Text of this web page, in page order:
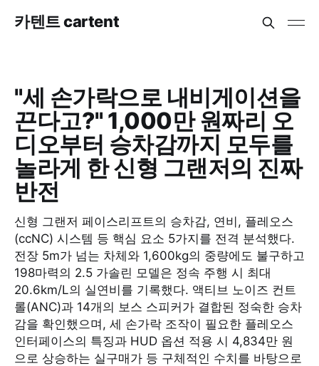
카텐트 cartent
"세 손가락으로 내비게이션을
끈다고?" 1,000만 원짜리 오
디오부터 승차감까지 모두를
놀라게 한 신형 그랜저의 진짜
반전
신형 그랜저 페이스리프트의 승차감, 연비, 플레오스
(ccNC) 시스템 등 핵심 요소 5가지를 전격 분석했다.
전장 5m가 넘는 차체와 1,600kg의 중량에도 불구하고
198마력의 2.5 가솔린 모델은 정속 주행 시 최대
20.6km/L의 실연비를 기록했다. 액티브 노이즈 컨트
롤(ANC)과 14개의 보스 스피커가 결합된 정숙한 승차
감을 확인했으며, 세 손가락 조작이 필요한 플레오스
인터페이스의 특징과 HUD 옵션 적용 시 4,834만 원
으로 상승하는 실구매가 등 구체적인 수치를 바탕으로